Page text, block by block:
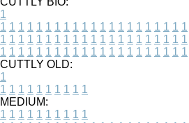
1
1 1 1 1 1 1 1 1 1 1 1 1 1 1 1 1 1 1 1 1 1
1 1 1 1 1 1 1 1 1 1 1 1 1 1 1 1 1 1 1 1 1
1 1 1 1 1 1 1 1 1 1 1 1 1 1 1 1 1 1 1 1 1
CUTTLY OLD:
1
1 1 1 1 1 1 1 1 1 1
MEDIUM:
1 1 1 1 1 1 1 1 1 1